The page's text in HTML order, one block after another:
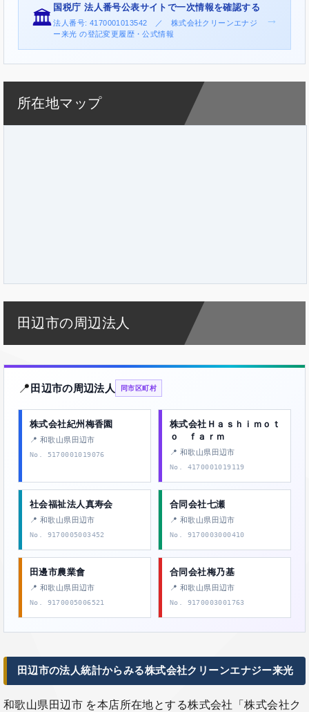
🏛️
国税庁 法人番号公表サイトで一次情報を確認する
法人番号: 4170001013542 ／ 株式会社クリーンエナジ
ー来光 の登記変更履歴・公式情報
→
所在地マップ
田辺市の周辺法人
📍 田辺市の周辺法人 同市区町村
株式会社紀州梅香園
📍 和歌山県田辺市
No. 5170001019076
株式会社Ｈａｓｈｉｍｏｔ
ｏ ｆａｒｍ
📍 和歌山県田辺市
No. 4170001019119
社会福祉法人真寿会
📍 和歌山県田辺市
No. 9170005003452
合同会社七瀬
📍 和歌山県田辺市
No. 9170003000410
田邊市農業會
📍 和歌山県田辺市
No. 9170005006521
合同会社梅乃基
📍 和歌山県田辺市
No. 9170003001763
田辺市の法人統計からみる株式会社クリーンエナジー来光
和歌山県田辺市 を本店所在地とする株式会社「株式会社ク